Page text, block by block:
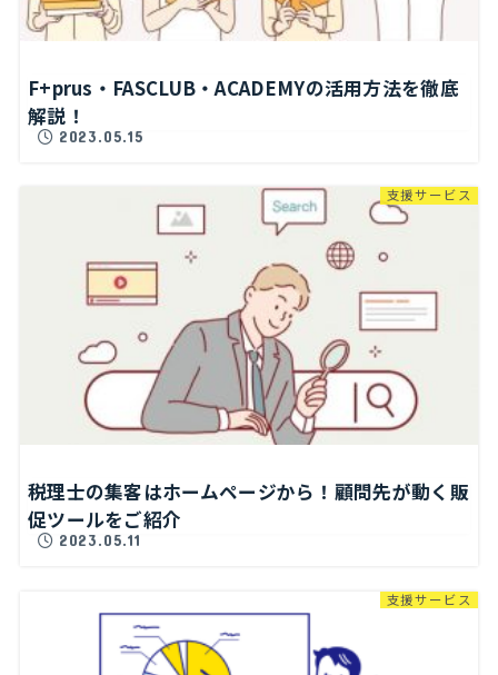
F+prus・FASCLUB・ACADEMYの活用方法を徹底
解説！
2023.05.15
支援サービス
税理士の集客はホームページから！顧問先が動く販
促ツールをご紹介
2023.05.11
支援サービス